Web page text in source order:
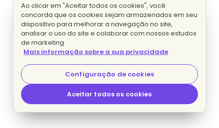
Ao clicar em "Aceitar todos os cookies", você
concorda que os cookies sejam armazenados em seu
dispositivo para melhorar a navegação no site,
analisar o uso do site e colaborar com nossos estudos
de marketing.
Mais informação sobre a sua privacidade
Configuração de cookies
Aceitar todos os cookies